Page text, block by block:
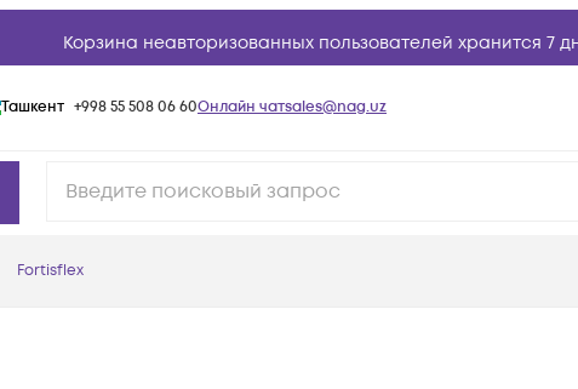
Корзина неавторизованных пользователей хранится 7
Ташкент +998 55 508 06 60Онлайн чатsales@nag.uz
Fortisflex